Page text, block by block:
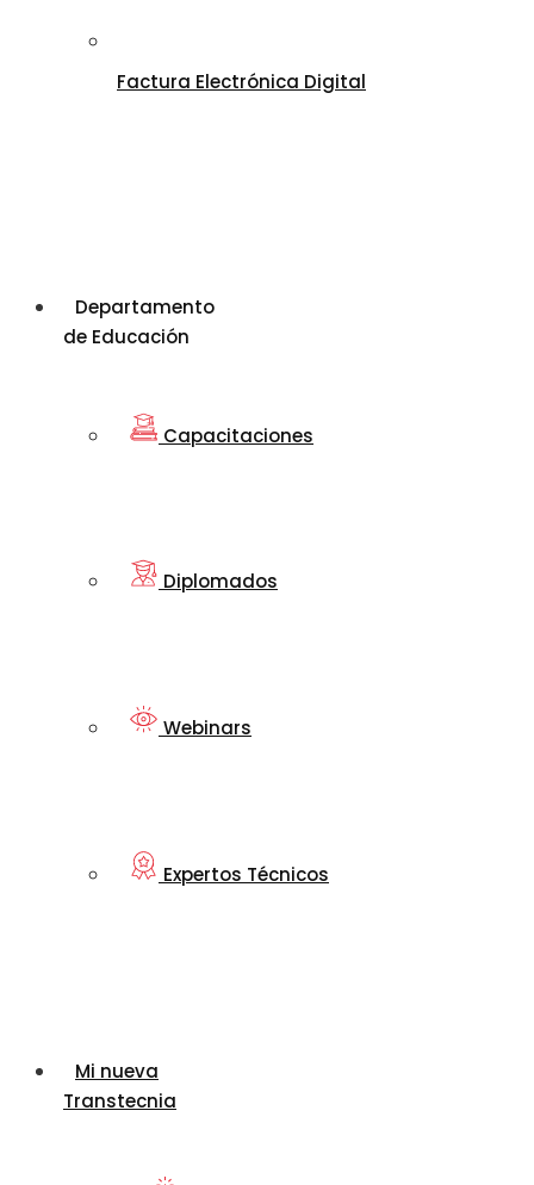
Factura Electrónica Digital
Departamento
de Educación
Capacitaciones
Diplomados
Webinars
Expertos Técnicos
Mi nueva
Transtecnia